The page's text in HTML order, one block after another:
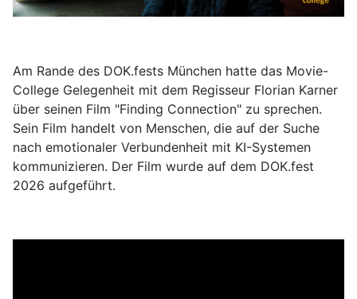
Am Rande des DOK.fests München hatte das Movie-
College Gelegenheit mit dem Regisseur Florian Karner
über seinen Film "Finding Connection" zu sprechen.
Sein Film handelt von Menschen, die auf der Suche
nach emotionaler Verbundenheit mit KI-Systemen
kommunizieren. Der Film wurde auf dem DOK.fest
2026 aufgeführt.